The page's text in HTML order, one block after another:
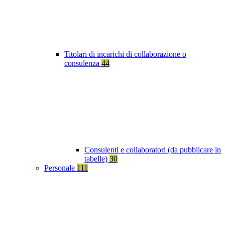
Titolari di incarichi di collaborazione o
consulenza 44
Consulenti e collaboratori (da pubblicare in
tabelle) 30
Personale 111